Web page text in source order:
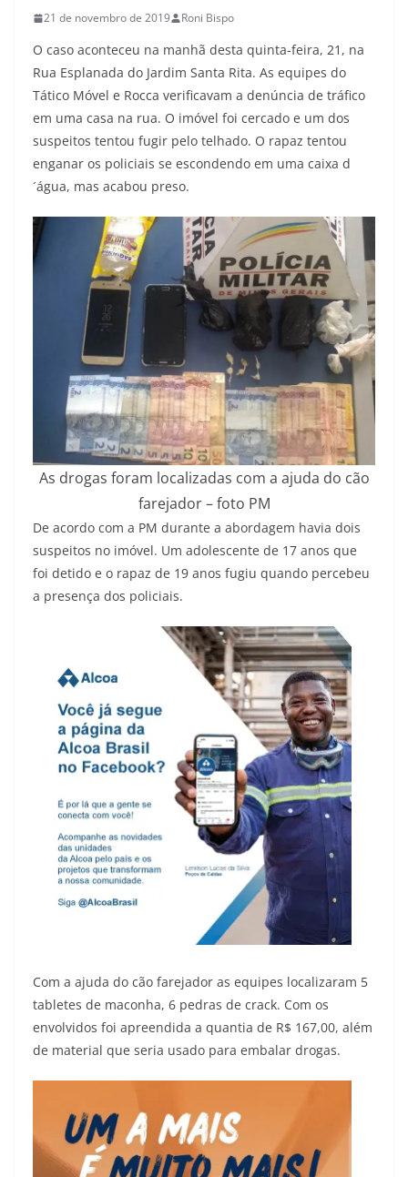
21 de novembro de 2019 Roni Bispo
O caso aconteceu na manhã desta quinta-feira, 21, na
Rua Esplanada do Jardim Santa Rita. As equipes do
Tático Móvel e Rocca verificavam a denúncia de tráfico
em uma casa na rua. O imóvel foi cercado e um dos
suspeitos tentou fugir pelo telhado. O rapaz tentou
enganar os policiais se escondendo em uma caixa d
´água, mas acabou preso.
As drogas foram localizadas com a ajuda do cão
farejador – foto PM
De acordo com a PM durante a abordagem havia dois
suspeitos no imóvel. Um adolescente de 17 anos que
foi detido e o rapaz de 19 anos fugiu quando percebeu
a presença dos policiais.
Com a ajuda do cão farejador as equipes localizaram 5
tabletes de maconha, 6 pedras de crack. Com os
envolvidos foi apreendida a quantia de R$ 167,00, além
de material que seria usado para embalar drogas.